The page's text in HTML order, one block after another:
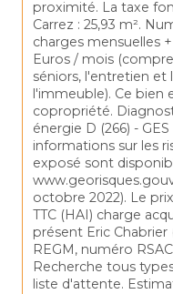
proximité. La taxe
Carrez : 25,93 m².
charges mensuelles
Euros / mois
séniors, l'entretien et
l'immeuble). Ce bien
copropriété.
énergie D (266) -
informations sur les
exposé sont
octobre 2022). Le
TTC (HAI) charge
présent Eric
REGM, numéro
Recherche tous
liste d'attente.